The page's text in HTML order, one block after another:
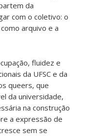
da
com o coletivo: o
arquivo e a
fluidez e
da UFSC e da
queers, que
da universidade,
na construção
a expressão de
sem se